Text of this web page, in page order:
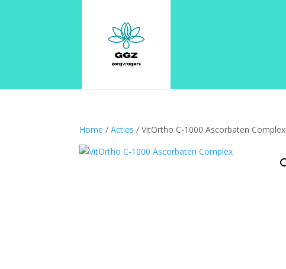
Home /Acties / VitOrtho C-1000 Ascorbaten Complex